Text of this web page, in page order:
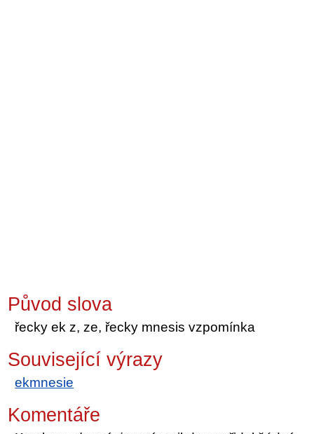
Původ slova
řecky ek z, ze, řecky mnesis vzpomínka
Související výrazy
ekmnesie
Komentáře